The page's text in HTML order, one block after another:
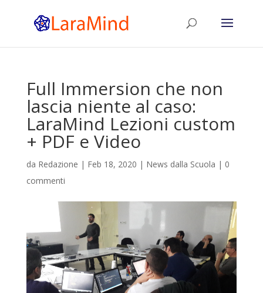
Full Immersion che non
lascia niente al caso:
LaraMind Lezioni custom
+ PDF e Video
da Redazione | Feb 18, 2020 | News dalla Scuola | 0
commenti